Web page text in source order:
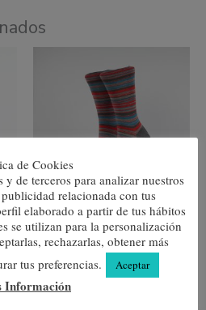
Multirayas Gris
7,80€
Seleccionar opciones
elegir
en
la
página
de
de Cookies
de terceros para analizar nuestros
relacionada con tus
elaborado a partir de tus hábitos
se utilizan para la personalización
rechazarlas, obtener más
tus preferencias.
Aceptar
Información